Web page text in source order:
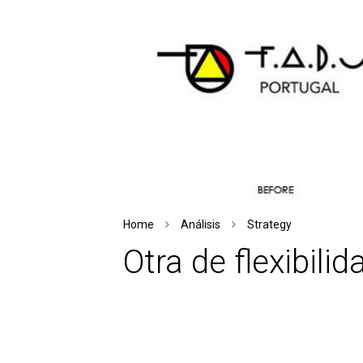
Home Análisis Strategy
Otra de